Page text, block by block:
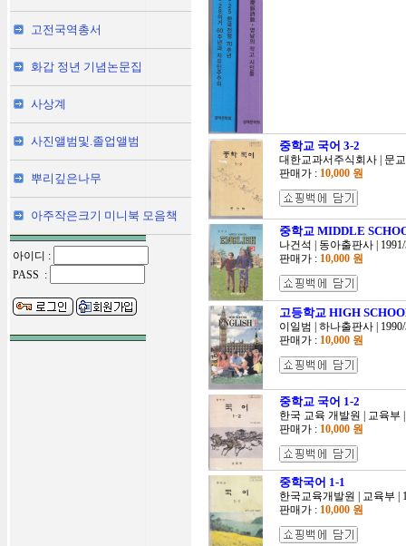
고전국역총서
화갑 정년 기념논문집
사상계
사진앨범및.졸업앨범
뿌리깊은나무
아주작은크기 미니북 모음책
아이디 :
PASS :
중학교 국어 3-2
대한교과서주식회사 | 문교
판매가 : 10,000 원
중학교 MIDDLE
나건석 | 동아출판사 |
판매가 : 10,000 원
고등학교 HIGH
이일범 | 하나출판사 |
판매가 : 10,000 원
중학교 국어 1-2
한국 교육 개발원 | 교육부 |
판매가 : 10,000 원
중학국어 1-1
한국교육개발원 | 교육부 |
판매가 : 10,000 원